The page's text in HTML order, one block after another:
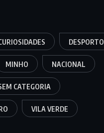
DESPORTO
MINHO NACIONAL
CATEGORIA
VILA VERDE